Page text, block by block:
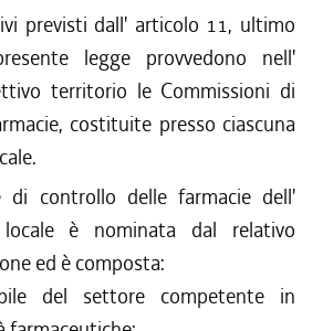
previsti dall' articolo 11, ultimo
legge provvedono nell'
territorio le Commissioni di
costituite presso ciascuna
di controllo delle farmacie dell'
è nominata dal relativo
ed è composta:
del settore competente in